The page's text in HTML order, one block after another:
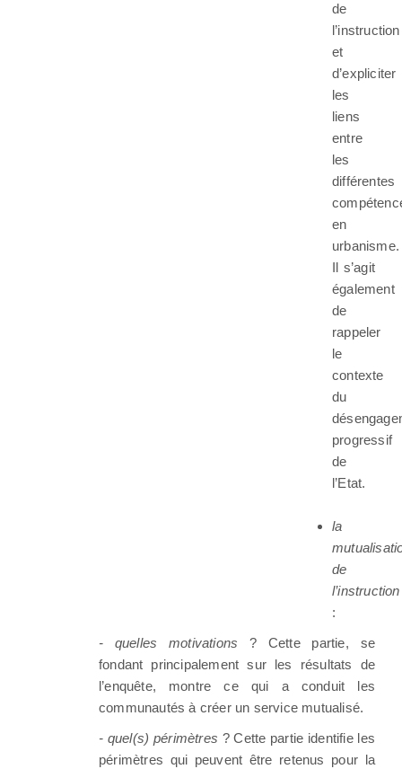
de
l’instruction
et
d’expliciter
les
liens
entre
les
différentes
en
urbanisme.
Il s’agit
également
de
rappeler
le
contexte
du
progressif
de
l’Etat.
la
de
l’instruction
:
- quelles motivations ? Cette partie, se
fondant principalement sur les résultats de
l’enquête, montre ce qui a conduit les
communautés à créer un service mutualisé.
- quel(s) périmètres ? Cette partie identifie les
périmètres qui peuvent être retenus pour la